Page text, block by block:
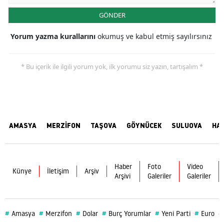
GÖNDER
Yorum yazma kurallarını okumuş ve kabul etmiş sayılırsınız
* Bu içerik ile ilgili yorum yok, ilk yorumu siz yazın, tartışalım *
AMASYA MERZİFON TAŞOVA GÖYNÜCEK SULUOVA
Künye İletişim Arşiv
Haber
Arşivi
Foto
Galeriler
Video
Galeriler
# Amasya # Merzifon # Dolar # Burç Yorumlar # Yeni Parti # Euro #